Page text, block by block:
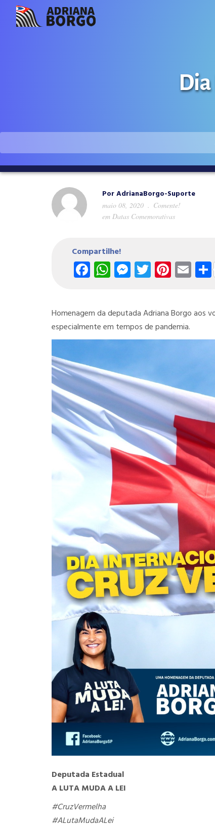
PorAdrianaBorgo-Suporte
maio 08, 2020
Comente!
em Datas Comemorativas
Compartilhe!
Facebook
WhatsApp
Messenger
Twitter
Homenagem da deputada Adriana Borgo aos
especialmente em tempos de pandemia.
Deputada Estadual
A LUTA MUDA A LEI
#CruzVermelha
#ALutaMudaALei